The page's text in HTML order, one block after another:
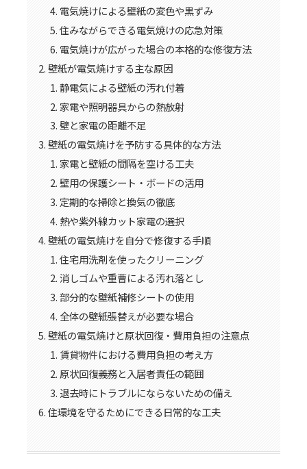
電気焼けによる壁紙の変色や黒ずみ
住みながらできる電気焼けの応急対策
電気焼けが広がった場合の本格的な修復方法
壁紙が電気焼けする主な原因
静電気による壁紙の汚れ付着
家電や照明器具からの熱放射
壁と家電の距離不足
壁紙の電気焼けを予防する具体的な方法
家電と壁紙の間隔を空ける工夫
壁用の保護シート・ボードの活用
定期的な掃除と換気の徹底
熱や紫外線カット家電の選択
壁紙の電気焼けを自分で修復する手順
住宅用洗剤を使ったクリーニング
消しゴムや重曹による汚れ落とし
部分的な壁紙補修シートの使用
全体の壁紙張替えが必要な場合
壁紙の電気焼けと原状回復・費用負担の注意点
賃貸物件における費用負担の考え方
原状回復義務と入居者責任の範囲
退去時にトラブルにならないための備え
住環境を守るためにできる日常的な工夫